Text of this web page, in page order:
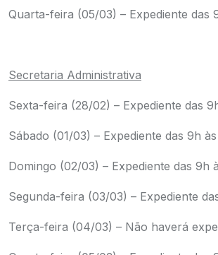
Quarta-feira (05/03) – Expediente das
Secretaria Administrativa
Sexta-feira (28/02) – Expediente das
Sábado (01/03) – Expediente das 9h às
Domingo (02/03) – Expediente das 9h
Segunda-feira (03/03) – Expediente
Terça-feira (04/03) – Não haverá